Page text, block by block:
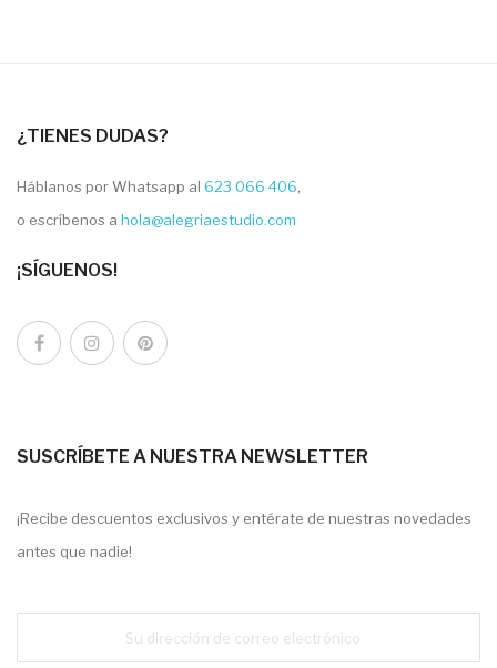
¿TIENES DUDAS?
Háblanos por Whatsapp al 623 066 406
o escríbenos a hola@alegriaestudio.com
¡SÍGUENOS!
SUSCRÍBETE A NUESTRA NEWSLETTER
¡Recibe descuentos exclusivos y entérate de nuestras novedades
antes que nadie!